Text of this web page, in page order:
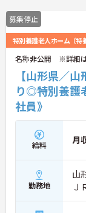
募集停止
特別養護老人ホーム（特
名称非公開 ※詳細
【山形県／
り◎特別養護
社員》
給料 月
勤務地
山
Ｊ